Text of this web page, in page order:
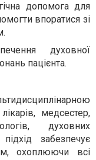
допомога для
впоратися зі
духовної
пацієнта.
медсестер,
духовних
забезпечує
охоплюючи всі